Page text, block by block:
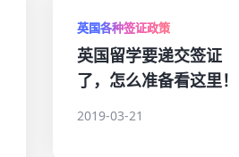
英国各种签证政策
英国留学要递交签证
了，怎么准备看这里！
2019-03-21